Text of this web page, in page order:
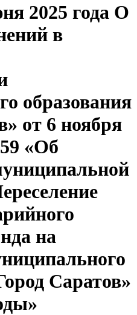
2025 года О
в
образования
от 6 ноября
«Об
на
Саратов»